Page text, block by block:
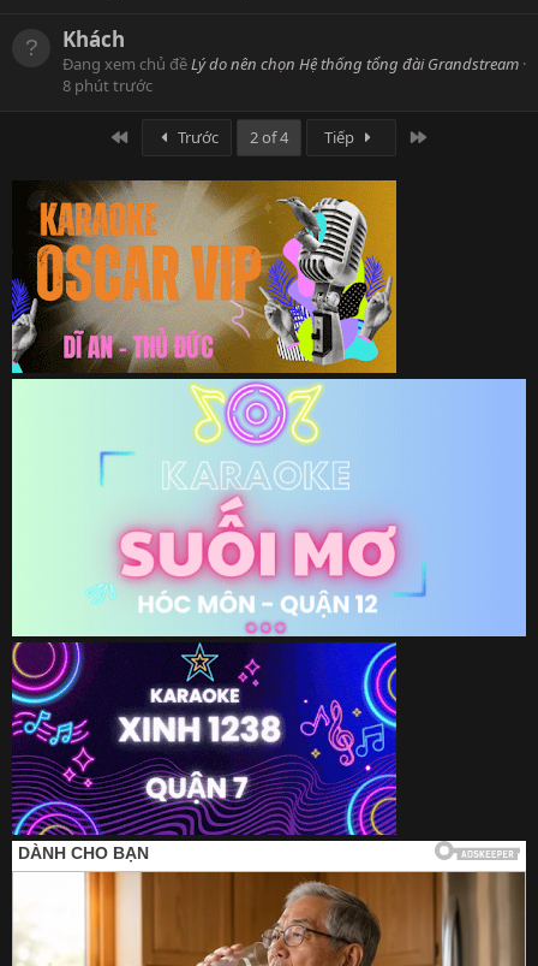
Khách
Đang xem chủ đềLý do nên chọn Hệ thống tổng đài Grandstream
8 phút trước
Trước 2 of 4 Tiếp